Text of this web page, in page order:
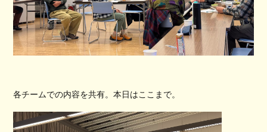
各チームでの内容を共有。本日はここまで。